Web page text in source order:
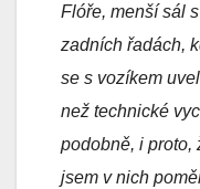
Flóře, menší sál
zadních řadách,
se s vozíkem
než technické
podobně, i proto,
jsem v nich